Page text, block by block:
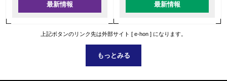
最新情報 最新情報
上記ボタンのリンク先は外部サイト [ e-hon ] になります。
もっとみる